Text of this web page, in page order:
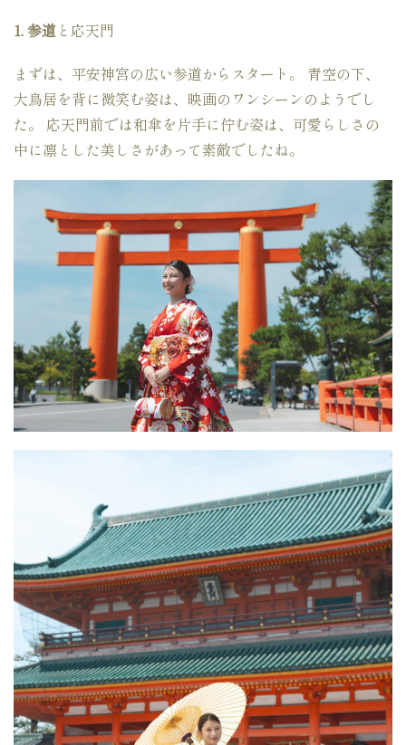
1. 参道 と応天門
まずは、平安神宮の広い参道からスタート。 青空の下、
大鳥居を背に微笑む姿は、映画のワンシーンのようでし
た。 応天門前では和傘を片手に佇む姿は、可愛らしさの
中に凛とした美しさがあって素敵でしたね。